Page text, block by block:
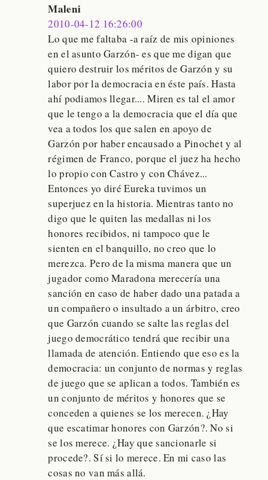
Maleni
2010-04-12 16:26:00
Lo que me faltaba -a raíz de mis opiniones
en el asunto Garzón- es que me digan que
quiero destruir los méritos de Garzón y su
labor por la democracia en éste país. Hasta
ahí podiamos llegar.... Miren es tal el amor
que le tengo a la democracia que el día que
vea a todos los que salen en apoyo de
Garzón por haber encausado a Pinochet y al
régimen de Franco, porque el juez ha hecho
lo propio con Castro y con Chávez...
Entonces yo diré Eureka tuvimos un
superjuez en la historia. Mientras tanto no
digo que le quiten las medallas ni los
honores recibidos, ni tampoco que le
sienten en el banquillo, no creo que lo
merezca. Pero de la misma manera que un
jugador como Maradona merecería una
sanción en caso de haber dado una patada a
un compañero o insultado a un árbitro, creo
que Garzón cuando se salte las reglas del
juego democrático tendrá que recibir una
llamada de atención. Entiendo que eso es la
democracia: un conjunto de normas y reglas
de juego que se aplican a todos. También es
un conjunto de méritos y honores que se
conceden a quienes se los merecen. ¿Hay
que escatimar honores con Garzón?. No si
se los merece. ¿Hay que sancionarle si
procede?. Sí si lo merece. En mi caso las
cosas no van más allá.